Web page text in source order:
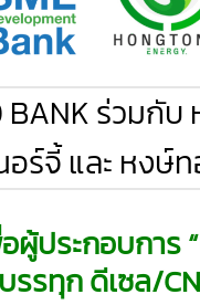
BANK ร่วมกั
อร์จี้ และ หงษ์
ผู้ประกอบการ
รรทุก ดีเซล/